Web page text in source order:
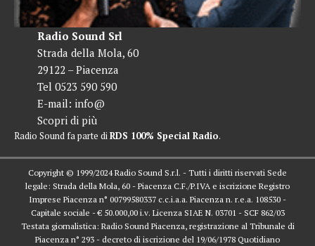
Radio Sound Srl
Strada della Mola, 60
29122 – Piacenza
Tel 0523 590 590
E-mail: info@
Scopri di più
Radio Sound fa parte diRDS 100% Special Radio.
Copyright © 1999/2024 Radio Sound S.r.l. - Tutti i diritti riservati Sede
legale: Strada della Mola, 60 - Piacenza C.F./P.IVA e iscrizione Registro
Imprese Piacenza n° 00799580337 c.c.i.a.a. Piacenza n. r.e.a. 108530 -
Capitale sociale - € 50.000,00 i.v. Licenza SIAE N. 03701 - SCF 862/03
Testata giornalistica: Radio Sound Piacenza, registrazione al Tribunale di
Piacenza n° 293 - decreto di iscrizione del 19/06/1978 Quotidiano